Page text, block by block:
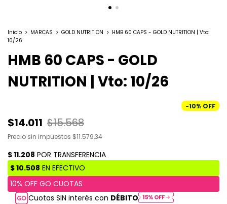
Inicio > MARCAS > GOLD NUTRITION > HMB 60 CAPS - GOLD NUTRITION | Vto:
10/26
HMB 60 CAPS - GOLD
NUTRITION | Vto: 10/26
-10% OFF
$14.011 $15.568
Precio sin impuestos $11.579,34
Cuotas SIN interés con DÉBITO